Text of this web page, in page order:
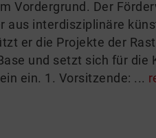
Vordergrund. Der
aus interdisziplinäre
er die Projekte der
und setzt sich für die
ein. 1. Vorsitzende: ...